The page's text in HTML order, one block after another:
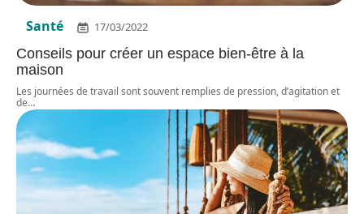
Santé 17/03/2022
Conseils pour créer un espace bien-être à la
maison
Les journées de travail sont souvent remplies de pression, d’agitation et
de…